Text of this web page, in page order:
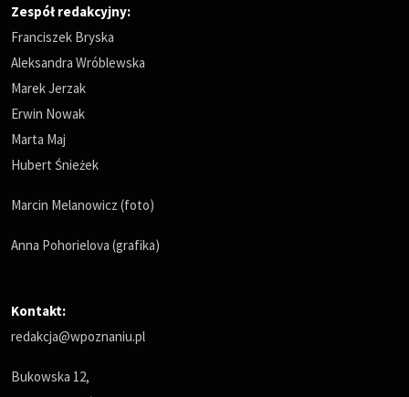
Zespół redakcyjny:
Franciszek Bryska
Aleksandra Wróblewska
Marek Jerzak
Erwin Nowak
Marta Maj
Hubert Śnieżek
Marcin Melanowicz (foto)
Anna Pohorielova (grafika)
Kontakt:
redakcja@wpoznaniu.pl
Bukowska 12,